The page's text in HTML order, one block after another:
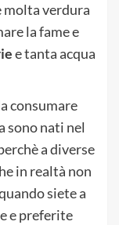
verdura
la fame e
e tanta acqua
consumare
sono nati nel
a diverse
in realtà non
siete a
e preferite